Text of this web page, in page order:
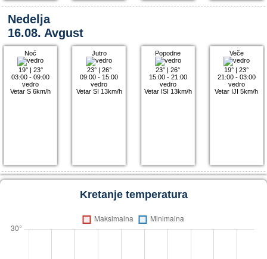
Nedelja
16.08. Avgust
Noć
19°| 23°
03:00 - 09:00
vedro
Vetar S 6km/h
Jutro
23°| 26°
09:00 - 15:00
vedro
Vetar SI 13km/h
Popodne
23° |26°
15:00 - 21:00
vedro
Vetar ISI 13km/h
Veče
19° |23°
21:00 - 03:00
vedro
Vetar IJI 5km/h
Kretanje temperatura